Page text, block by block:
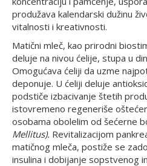
produžava kalendarski dužinu
vitalnosti i kreativnosti.
Matični mleč, kao prirodni
deluje na nivou ćelije, stupa u
Omogućava ćeliji da uzme
deponuje. U ćeliji deluje
podstiče izbacivanje štetih
istovremeno regeneriše
osobama obolelim od šećerne
Mellitus). Revitalizacijom
matičnog mleča, postiže se
insulina i dobijanje sopstvenog